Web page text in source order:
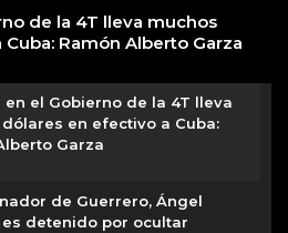
de la 4T lleva muchos
Ramón Alberto Garza
en el Gobierno de la 4T lleva
en efectivo a Cuba:
Garza
de Guerrero, Ángel
detenido por ocultar